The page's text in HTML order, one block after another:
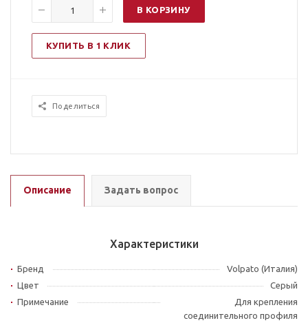
В КОРЗИНУ
КУПИТЬ В 1 КЛИК
Поделиться
Описание Задать вопрос
Характеристики
Бренд
Volpato (Италия)
Цвет
Серый
Примечание
Для крепления
соединительного профиля